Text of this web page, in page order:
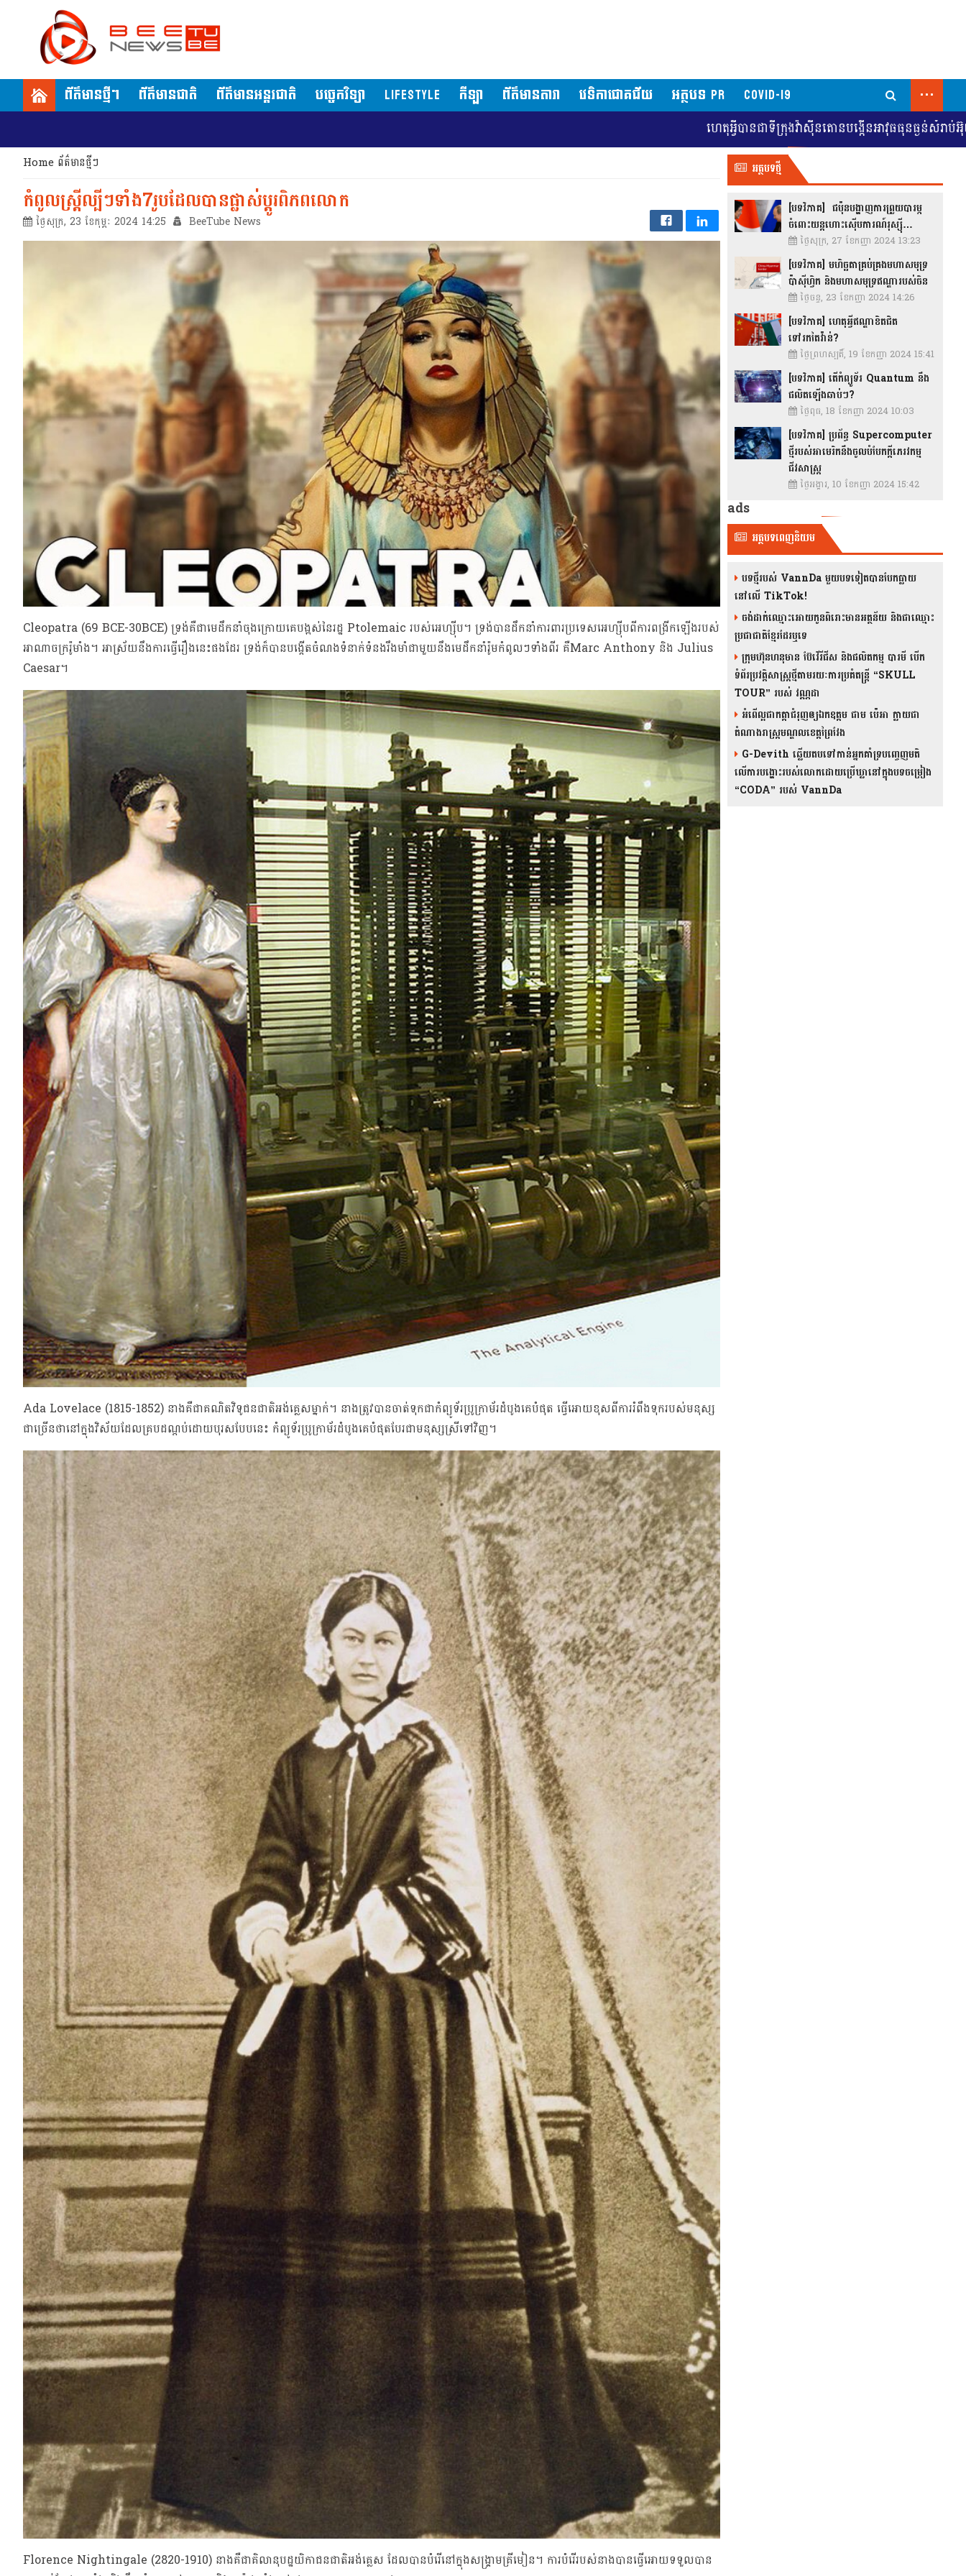
ព័ត៌មានថ្មីៗ ព័ត៌មានជាតិ ព័ត៌មានអន្តរជាតិ បច្ចេកវិទ្យា LIFESTYLE កីឡា ព័ត៌មានតារា វេទិកាជោគជ័យ អត្ថបទ PR COVID-19 ...
ហេតុអ្វីបានជាទីក្រុងវ៉ាស៊ីនតោនបង្កើនអាវុធធុនធ្ងន់សំរាប់អ៊ុយក្រែន អ៊ុយក្រែនស្វែ
Home ព័ត៌មានថ្មីៗ
កំពូលស្រ្តីល្បីៗទាំង7រូបដែលបានផ្លាស់ប្តូរពិភពលោក
ថ្ងៃសុក្រ, 23 ខែកុម្ភៈ 2024 14:25 BeeTube News
Cleopatra (69 BCE-30BCE) ទ្រង់គឺជាមេដឹកនាំចុងក្រោយគេបង្អស់នៃរដ្ឋ Ptolemaic របស់អេហ្ស៊ីប។ ទ្រង់បានដឹកនាំការពារប្រទេសអេហ្ស៊ីបពីការពង្រីកឡើងរបស់
អាណាចក្ររ៉ូមាំង។ អាស្រ័យនឹងការធ្វើរឿងនេះផងដែរ ទ្រង់ក៏បានបង្កើតចំណងទំនាក់ទំនងរឹងមាំជាមួយនឹងមេដឹកនាំរ៉ូមកំពូលៗទាំងពីរ គឺMarc Anthony និង Julius
Caesar។
Ada Lovelace (1815-1852) នាងគឺជាគណិតវិទូជនជាតិអង់គ្លេសម្នាក់។ នាងត្រូវបានចាត់ទុកជាកំព្យូទ័រប្រូក្រាម័រដំបូងគេបំផុត ធ្វើអោយខុសពីការរំពឹងទុករបស់មនុស្ស
ជាច្រើនថានៅក្នុងវិស័យដែលគ្របដណ្តប់ដោយបុរសបែបនេះ កំព្យូទ័រប្រូក្រាម័រដំបូងគេបំផុតបែរជាមនុស្សស្រីទៅវិញ។
Florence Nightingale (2820-1910) នាងគឺជាគិលានុបដ្ឋយិកាជនជាតិអង់គ្លេស ដែលបានបំរើនៅក្នុងសង្គ្រាមគ្រីមៀន។ ការបំរើរបស់នាងបានធ្វើអោយទទួលបាន
អត្ថបទថ្មី
[បទវិភាគ] ជប៉ុនបង្ហាញការព្រួយបារម្ភ
ចំពោះយន្តហោះស៊ើបការណ៍រុស្ស៊ី…
ថ្ងៃសុក្រ, 27 ខែកញ្ញា 2024 13:23
[បទវិភាគ] មហិច្ឆតាគ្រប់គ្រងមហាសមុទ្រ
ប៉ាស៊ីហ្វិក និងមហាសមុទ្រឥណ្ឌារបស់ចិន
ថ្ងៃចន្ទ, 23 ខែកញ្ញា 2024 14:26
[បទវិភាគ] ហេតុអ្វីឥណ្ឌាខិតជិត
ទៅរកតៃវ៉ាន់?
ថ្ងៃព្រហស្បតិ៍, 19 ខែកញ្ញា 2024 15:41
[បទវិភាគ] តើកំព្យូទ័រ Quantum នឹង
ផលិតឡើងឆាប់ៗ?
ថ្ងៃពុធ, 18 ខែកញ្ញា 2024 10:03
[បទវិភាគ] ប្រព័ន្ធ Supercomputer
ថ្មីរបស់អាមេរិកនឹងចូលបំបែកក្តីភេរវកម្ម
ជីវសាស្រ្ត
ថ្ងៃអង្គារ, 10 ខែកញ្ញា 2024 15:42
ads
អត្ថបទពេញនិយម
បទថ្មីរបស់ VannDa មួយបទទៀតបានបែកធ្លាយ
នៅលើ TikTok!
ចង់ដាក់ឈ្មោះអោយកូនពិរោះមានអត្ថន័យ និងជាឈ្មោះ
ប្រជាជាតិខ្មែរដែរឬទេ
ក្រុមហ៊ុនហនុមាន ប៊ែវើរីជីស និង​ផលិតកម្ម បារមី​ បើក
ទំព័រប្រវត្តិសាស្ត្រថ្មីតាមរយៈការប្រគំតន្រ្តី “SKULL
TOUR” របស់ វណ្ណដា
អំពើល្អជាកត្តាជំរុញឲ្យឯកឧត្តម ជាម ប៉េអា ក្លាយជា
តំណាងរាស្ត្រមណ្ឌលខេត្តព្រៃវែង
G-Devith ឆ្លើយតបទៅកាន់អ្នកគាំទ្របញ្ចេញមតិ
លើការបង្ហោះរបស់លោកដោយប្រើឃ្លានៅក្នុងបទចម្រៀង
“CODA” រ​​​បស់ VannDa